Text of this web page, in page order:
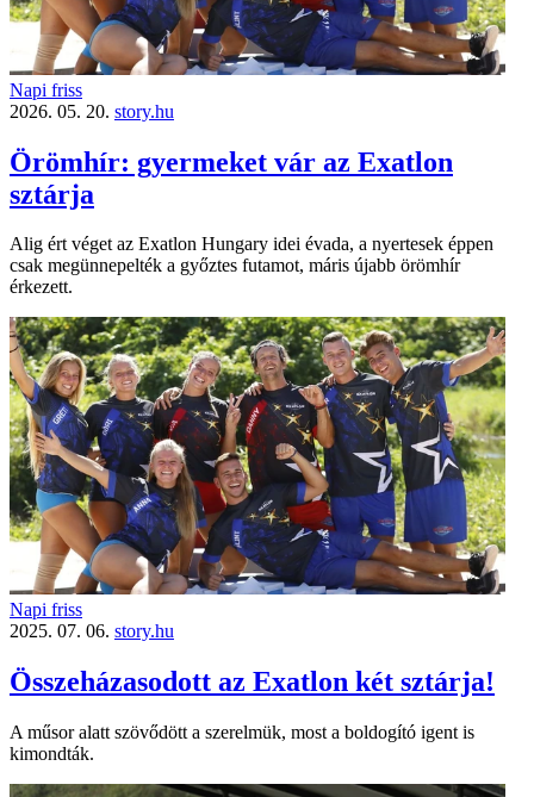
Napi friss
2026. 05. 20. story.hu
Örömhír: gyermeket vár az Exatlon
sztárja
Alig ért véget az Exatlon Hungary idei évada, a nyertesek éppen
csak megünnepelték a győztes futamot, máris újabb örömhír
érkezett.
Napi friss
2025. 07. 06. story.hu
Összeházasodott az Exatlon két sztárja!
A műsor alatt szövődött a szerelmük, most a boldogító igent is
kimondták.